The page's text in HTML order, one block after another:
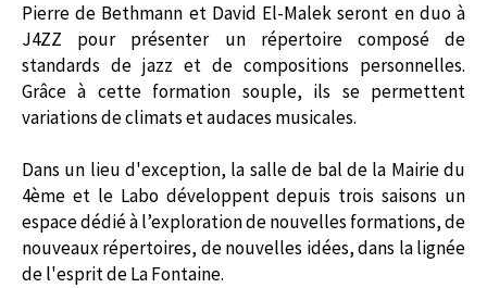
Pierre de Bethmann et David El-Malek seront en duo à
J4ZZ pour présenter un répertoire composé de
standards de jazz et de compositions personnelles.
Grâce à cette formation souple, ils se permettent
variations de climats et audaces musicales.
Dans un lieu d'exception, la salle de bal de la Mairie du
4ème et le Labo développent depuis trois saisons un
espace dédié à l’exploration de nouvelles formations, de
nouveaux répertoires, de nouvelles idées, dans la lignée
de l'esprit de La Fontaine.